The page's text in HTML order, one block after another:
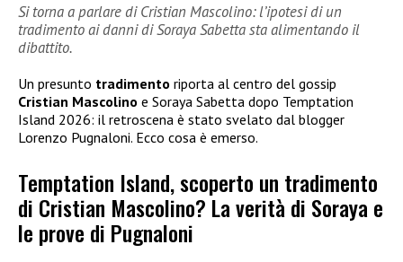
Si torna a parlare di Cristian Mascolino: l’ipotesi di un
tradimento ai danni di Soraya Sabetta sta alimentando il
dibattito.
Un presunto tradimento riporta al centro del gossip
Cristian Mascolino e Soraya Sabetta dopo Temptation
Island 2026: il retroscena è stato svelato dal blogger
Lorenzo Pugnaloni. Ecco cosa è emerso.
Temptation Island, scoperto un tradimento
di Cristian Mascolino? La verità di Soraya e
le prove di Pugnaloni